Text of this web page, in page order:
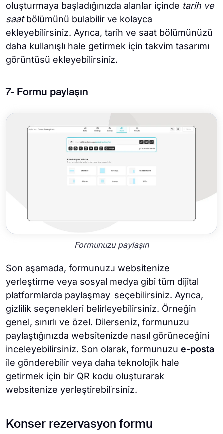
oluşturmaya başladığınızda alanlar içinde tarih ve
saatbölümünü bulabilir ve kolayca
ekleyebilirsiniz. Ayrıca, tarih ve saat bölümünüzü
daha kullanışlı hale getirmek için takvim tasarımı
görüntüsü ekleyebilirsiniz.
7- Formu paylaşın
Formunuzu paylaşın
Son aşamada, formunuzu websitenize
yerleştirme veya sosyal medya gibi tüm dijital
platformlarda paylaşmayı seçebilirsiniz. Ayrıca,
gizlilik seçenekleri belirleyebilirsiniz. Örneğin
genel, sınırlı ve özel. Dilerseniz, formunuzu
paylaştığınızda websitenizde nasıl görüneceğini
inceleyebilirsiniz. Son olarak, formunuzu e-posta
ile gönderebilir veya daha teknolojik hale
getirmek için bir QR kodu oluşturarak
websitenize yerleştirebilirsiniz.
Konser rezervasyon formu